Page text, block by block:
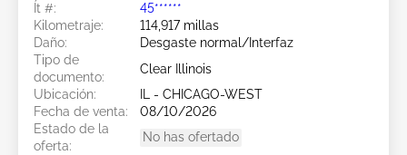
Ít #:
45******
Kilometraje:
114,917 millas
Daño:
Desgaste normal/Interfaz
Tipo de
documento:
Clear Illinois
Ubicación:
IL - CHICAGO-WEST
Fecha de venta:
08/10/2026
Estado de la
oferta:
No has ofertado